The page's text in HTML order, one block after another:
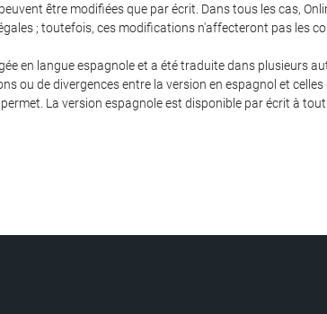
être modifiées que par écrit. Dans tous les cas,
; toutefois, ces modifications n'affecteront pas les
en langue espagnole et a été traduite dans plusieurs
ou de divergences entre la version en espagnol et
La version espagnole est disponible par écrit à